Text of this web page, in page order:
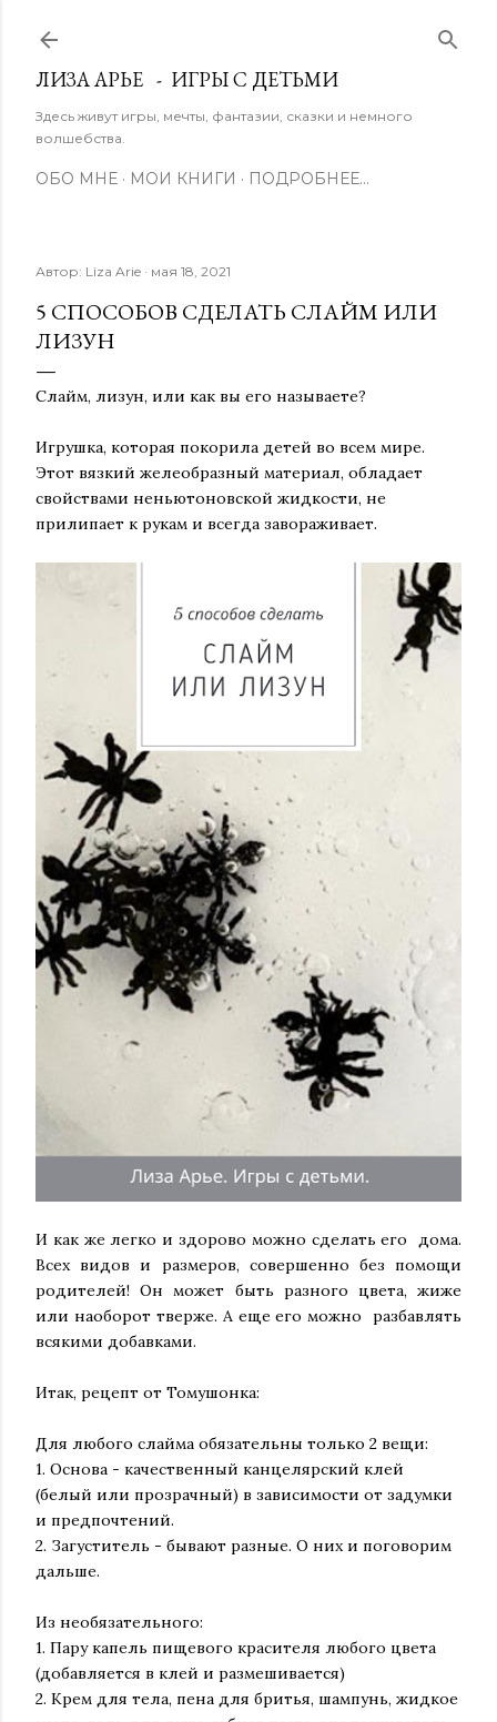
ЛИЗА АРЬЕ - ИГРЫ С ДЕТЬМИ
Здесь живут игры, мечты, фантазии, сказки и немного
волшебства.
ОБО МНЕ МОИ КНИГИ ПОДРОБНЕЕ…
Автор: Liza Arie мая 18, 2021
5 СПОСОБОВ СДЕЛАТЬ СЛАЙМ ИЛИ
ЛИЗУН
Слайм, лизун, или как вы его называете?
Игрушка, которая покорила детей во всем мире.
Этот вязкий желеобразный материал, обладает
свойствами неньютоновской жидкости, не
прилипает к рукам и всегда завораживает.
И как же легко и здорово можно сделать его дома.
Всех видов и размеров, совершенно без помощи
родителей! Он может быть разного цвета, жиже
или наоборот тверже. А еще его можно разбавлять
всякими добавками.
Итак, рецепт от Томушонка:
Для любого слайма обязательны только 2 вещи:
1. Основа - качественный канцелярский клей
(белый или прозрачный) в зависимости от задумки
и предпочтений.
2. Загуститель - бывают разные. О них и поговорим
дальше.
Из необязательного:
1. Пару капель пищевого красителя любого цвета
(добавляется в клей и размешивается)
2. Крем для тела, пена для бритья, шампунь, жидкое